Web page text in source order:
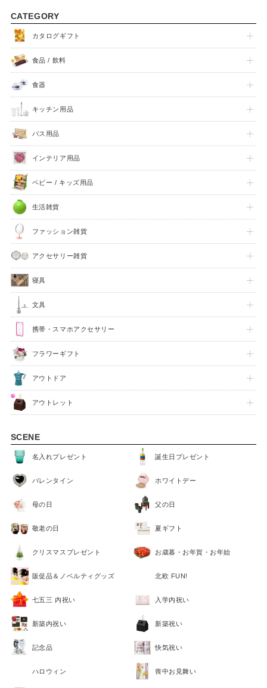
FEATURE
CATEGORY
カタログギフト
食品 / 飲料
食器
キッチン用品
バス用品
インテリア用品
ベビー / キッズ用品
生活雑貨
ファッション雑貨
アクセサリー雑貨
寝具
文具
携帯・スマホアクセサリー
フラワーギフト
アウトドア
アウトレット
SCENE
名入れプレゼント 誕生日プレゼント
バレンタイン ホワイトデー
母の日 父の日
敬老の日 夏ギフト
クリスマスプレゼント お歳暮・お年賀・お年始
販促品＆ノベルティグッズ 北欧 FUN!
七五三 内祝い 入学内祝い
新築内祝い 新築祝い
記念品 快気祝い
ハロウィン 喪中お見舞い